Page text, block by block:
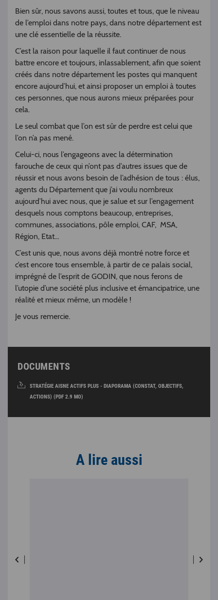
Bien sûr, nous savons aussi, toutes et tous, que le niveau
de l’emploi dans notre pays, dans notre département est
une clé essentielle de la réussite.
C’est la raison pour laquelle il faut continuer de nous
battre encore et toujours, inlassablement, afin que soient
créés dans notre département les postes qui manquent
encore aujourd’hui, et ainsi proposer un emploi à toutes
ces personnes, que nous aurons mieux préparées pour
cela.
Le seul combat que l’on est sûr de perdre est celui que
l’on n’a pas mené.
Celui-ci, nous l’engageons avec la détermination
farouche de ceux qui n’ont pas d’autres issues que de
réussir et nous avons besoin de l’adhésion de tous : élus,
agents du Département que j’ai voulu nombreux
aujourd’hui avec nous, que je salue et sur l’engagement
desquels nous comptons beaucoup, entreprises,
communes, associations, pôle emploi, CAF, MSA,
Région, Etat…
C’est unis que, nous avons déjà montré notre force et
c’est encore tous ensemble, à partir de ce palais social,
imprégné de l’esprit de GODIN, que nous ferons de
l’utopie d’une société plus inclusive et émancipatrice, une
réalité et mieux même, un modèle !
Je vous remercie.
DOCUMENTS
STRATÉGIE AISNE ACTIFS PLUS - DIAPORAMA (CONSTAT, OBJECTIFS,
ACTIONS) (PDF 2.9 MO)
A lire aussi